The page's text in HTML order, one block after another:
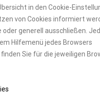
in den Cookie-
von Cookies informiert
generell ausschließen.
Hilfemenü jedes Browsers
Sie für die jeweiligen